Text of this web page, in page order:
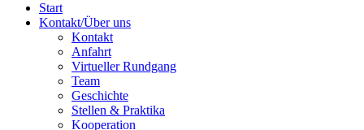
Start
Kontakt/Über uns
Kontakt
Anfahrt
Virtueller Rundgang
Team
Geschichte
Stellen & Praktika
Kooperation